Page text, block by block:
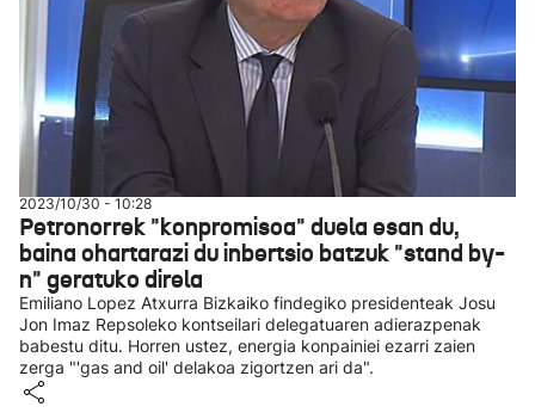
2023/10/30 - 10:28
Petronorrek "konpromisoa" duela esan du,
baina ohartarazi du inbertsio batzuk "stand by-
n" geratuko direla
Emiliano Lopez Atxurra Bizkaiko findegiko presidenteak Josu
Jon Imaz Repsoleko kontseilari delegatuaren adierazpenak
babestu ditu. Horren ustez, energia konpainiei ezarri zaien
zerga "'gas and oil' delakoa zigortzen ari da".